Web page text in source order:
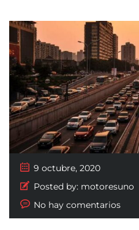
9 octubre, 2020
Posted by: motoresuno
No hay comentarios